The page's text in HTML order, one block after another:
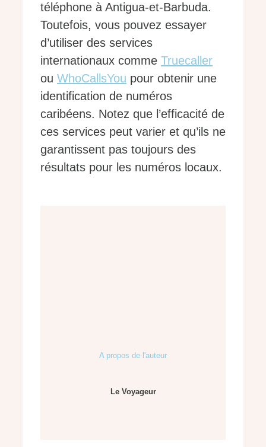
téléphone à Antigua-et-Barbuda.
Toutefois, vous pouvez essayer
d’utiliser des services
internationaux comme Truecaller
ou WhoCallsYou pour obtenir une
identification de numéros
caribéens. Notez que l’efficacité de
ces services peut varier et qu’ils ne
garantissent pas toujours des
résultats pour les numéros locaux.
A propos de l'auteur
Le Voyageur